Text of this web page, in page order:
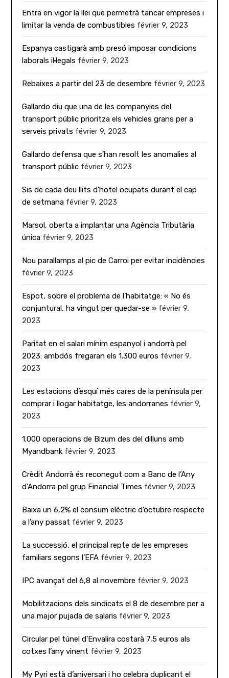
Entra en vigor la llei que permetrà tancar empreses i
limitar la venda de combustibles février 9, 2023
Espanya castigarà amb presó imposar condicions
laborals il·legals février 9, 2023
Rebaixes a partir del 23 de desembre février 9, 2023
Gallardo diu que una de les companyies del
transport públic prioritza els vehicles grans per a
serveis privats février 9, 2023
Gallardo defensa que s’han resolt les anomalies al
transport públic février 9, 2023
Sis de cada deu llits d’hotel ocupats durant el cap
de setmana février 9, 2023
Marsol, oberta a implantar una Agència Tributària
única février 9, 2023
Nou parallamps al pic de Carroi per evitar incidències
février 9, 2023
Espot, sobre el problema de l’habitatge: « No és
conjuntural, ha vingut per quedar-se » février 9,
2023
Paritat en el salari mínim espanyol i andorrà pel
2023: ambdós fregaran els 1.300 euros février 9,
2023
Les estacions d’esquí més cares de la península per
comprar i llogar habitatge, les andorranes février 9,
2023
1.000 operacions de Bizum des del dilluns amb
Myandbank février 9, 2023
Crèdit Andorrà és reconegut com a Banc de l’Any
d’Andorra pel grup Financial Times février 9, 2023
Baixa un 6,2% el consum elèctric d’octubre respecte
a l’any passat février 9, 2023
La successió, el principal repte de les empreses
familiars segons l’EFA février 9, 2023
IPC avançat del 6,8 al novembre février 9, 2023
Mobilitzacions dels sindicats el 8 de desembre per a
una major pujada de salaris février 9, 2023
Circular pel túnel d’Envalira costarà 7,5 euros als
cotxes l’any vinent février 9, 2023
My Pyri està d’aniversari i ho celebra duplicant el